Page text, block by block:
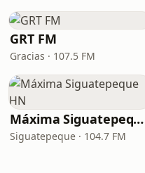
GRT FM
Gracias · 107.5 FM
Máxima Siguatepeque HN
Siguatepeque · 104.7 FM